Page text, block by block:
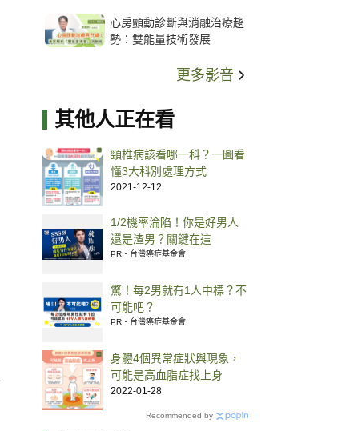
解析支架種類、風險與選擇
關鍵
心房顫動診斷與消融治療趨
勢：雙能量技術發展
更多影音
其他人正在看
頸椎病該看哪一科？一圖看
懂3大科別處理方式
2021-12-12
1/2機率淪陷！你是好男人
還是渣男？關鍵在這
PR・台灣癌症基金會
驚！每2男就有1人中標？不
可能吧？
PR・台灣癌症基金會
身體4個異常症狀與現象，
可能是高血脂症找上身
2022-01-28
Recommended by